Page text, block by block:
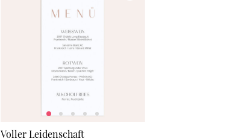
Voller Leidenschaft